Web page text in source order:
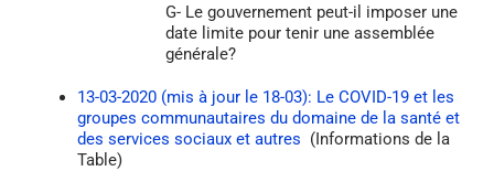
G- Le gouvernement peut-il imposer une
date limite pour tenir une assemblée
générale?
13-03-2020 (mis à jour le 18-03): Le COVID-19 et les
groupes communautaires du domaine de la santé et
des services sociaux et autres (Informations de la
Table)